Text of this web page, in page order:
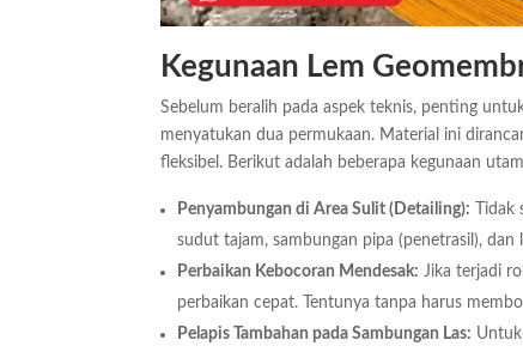
Kegunaan Lem
Sebelum beralih pada aspek teknis, penting
menyatukan dua permukaan. Material ini
fleksibel. Berikut adalah beberapa kegunaan
Penyambungan di Area Sulit (Detailing): Tidak
sudut tajam, sambungan pipa (penetrasil),
Perbaikan Kebocoran Mendesak: Jika terjadi
perbaikan cepat. Tentunya tanpa harus
Pelapis Tambahan pada Sambungan Las: